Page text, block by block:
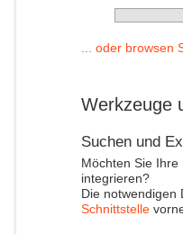
... oder browsen
Werkzeuge
Suchen und
Möchten Sie
integrieren?
Die
Schnittstelle